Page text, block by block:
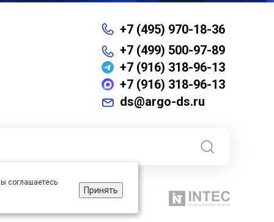
+7 (495) 970-18-36
+7 (499) 500-97-89
+7 (916) 318-96-13
+7 (916) 318-96-13
ds@argo-ds.ru
соглашаетесь
Принять